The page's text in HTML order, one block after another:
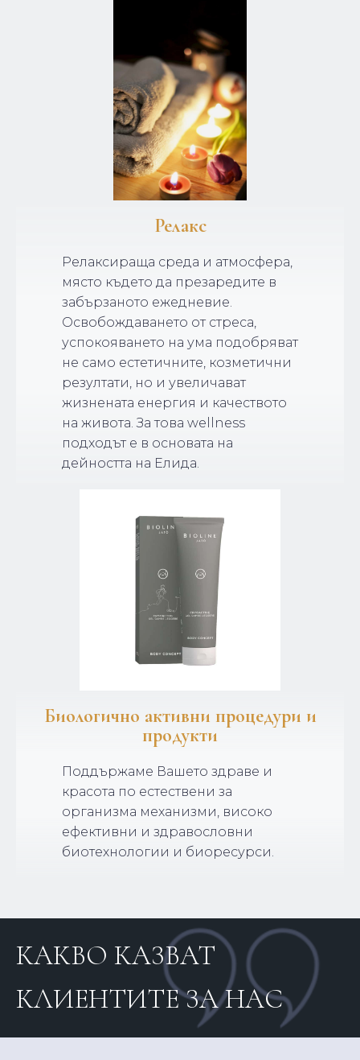
Релакс
Релаксираща среда и атмосфера,
място където да презаредите в
забързаното ежедневие.
Освобождаването от стреса,
успокояването на ума подобряват
не само естетичните, козметични
резултати, но и увеличават
жизнената енергия и качеството
на живота. За това wellness
подходът е в основата на
дейността на Елида.
Биологично активни процедури и
продукти
Поддържаме Вашето здраве и
красота по естествени за
организма механизми, високо
ефективни и здравословни
биотехнологии и биоресурси.
КАКВО КАЗВАТ
КЛИЕНТИТЕ ЗА НАС